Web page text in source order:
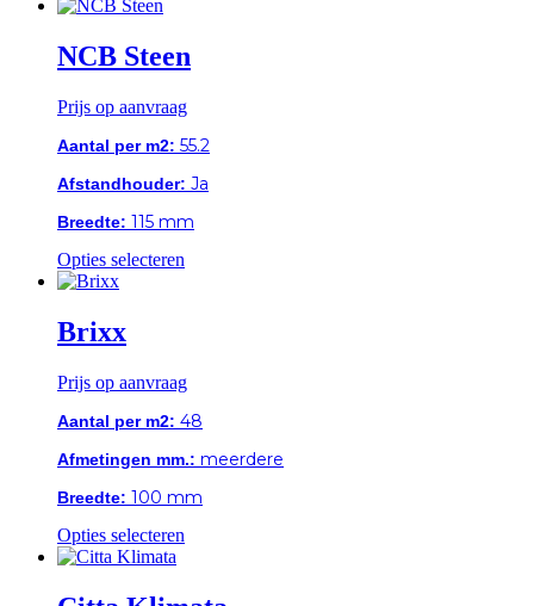
variaties.
optie
gekozen
worden
op
de
NCB Steen
Prijs op aanvraag
Aantal per m2: 55.2
Afstandhouder: Ja
Breedte: 115 mm
Opties selecteren
optie
gekozen
worden
op
de
Brixx
Prijs op aanvraag
Aantal per m2: 48
Afmetingen mm.: meerdere
Breedte: 100 mm
Opties selecteren
meerdere